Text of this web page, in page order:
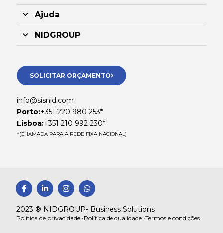
Ajuda
NIDGROUP
SOLICITAR ORÇAMENTO
info@sisnid.com
Porto:+351 220 980 253*
Lisboa:+351 210 992 230*
*(CHAMADA PARA A REDE FIXA NACIONAL)
F
a
c
e
b
o
L
i
n
k
e
d
I
n
s
t
a
g
W
h
a
a
2023 ® NIDGROUP- Business Solutions
Política de privacidade •Política de qualidade •Termos e condições